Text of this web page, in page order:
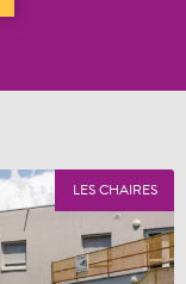
LES CHAIRES